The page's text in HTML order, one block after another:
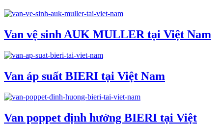
Van vệ sinh AUK MULLER tại Việt Nam
Van áp suất BIERI tại Việt Nam
Van poppet định hướng BIERI tại Việt